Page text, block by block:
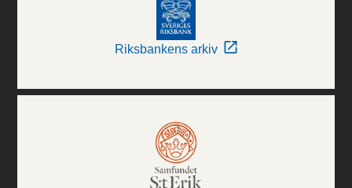
Riksbankens arkiv